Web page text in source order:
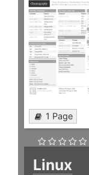
1 Page
Linux